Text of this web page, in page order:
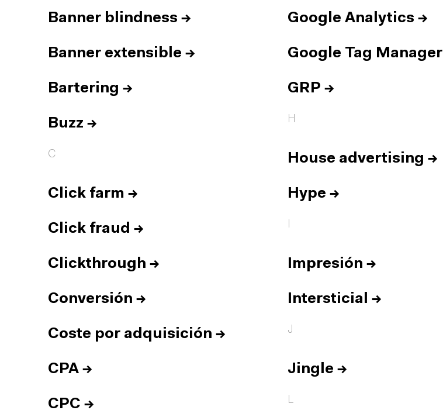
Banner blindness →
Banner extensible →
Bartering →
Buzz →
C
Click farm →
Click fraud →
Clickthrough →
Conversión →
Coste por adquisición →
CPA →
CPC →
Google Analytics →
Google Tag Manager
GRP →
H
House advertising →
Hype →
I
Impresión →
Intersticial →
J
Jingle →
L